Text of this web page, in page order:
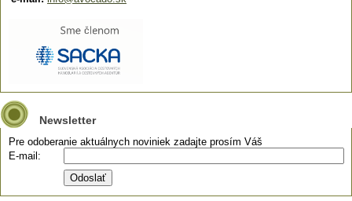
Newsletter
Pre odoberanie aktuálnych noviniek zadajte prosím Váš
E-mail: